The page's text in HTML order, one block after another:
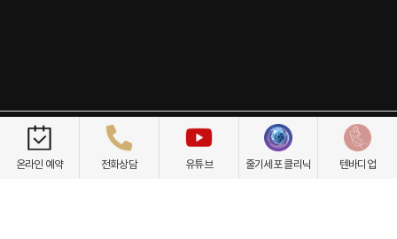
개인정보취급방침 이용약관 환자권리장전 비급여항목
온라인 예약 전화상담 유튜브 줄기세포 클리닉 텐바디업